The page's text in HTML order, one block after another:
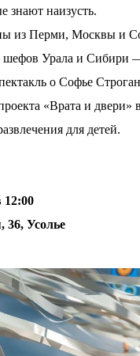
знают наизусть.
из Перми, Москвы и
Урала и Сибири
о Софье
«Врата и двери»
для детей.
12:00
36, Усолье